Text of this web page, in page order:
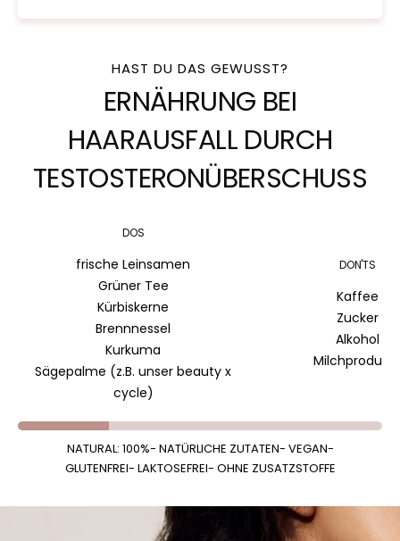
HAST DU DAS GEWUSST?
ERNÄHRUNG BEI
HAARAUSFALL DURCH
TESTOSTERONÜBERSCHUSS
DOS
frische Leinsamen
Grüner Tee
Kürbiskerne
Brennnessel
Kurkuma
Sägepalme (z.B. unser beauty x
cycle)
DON'TS
Kaffee
Zucker
Alkohol
NATURAL: 100%- NATÜRLICHE ZUTATEN- VEGAN-
GLUTENFREI- LAKTOSEFREI- OHNE ZUSATZSTOFFE